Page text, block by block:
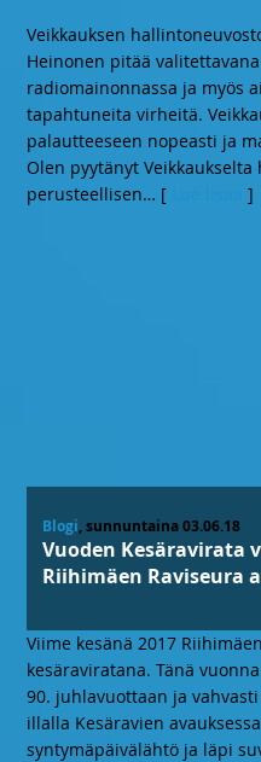
Veikkauksen
Heinonen pitää
radiomainonnassa ja myös
tapahtuneita virheitä.
palautteeseen nopeasti ja
Olen pyytänyt
perusteellisen… [ ]
Blogi, sunnuntaina 03.06.18
Vuoden Kesäravirata
Riihimäen Raviseura
Viime kesänä 2017
kesäraviratana. Tänä
90. juhlavuottaan ja
illalla Kesäravien
syntymäpäivälähtö ja läpi